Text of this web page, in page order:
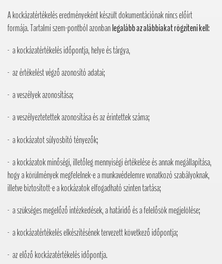
A kockázatértékelés eredményeként készült dokumentációnak nincs előírt
formája. Tartalmi szem-pontból azonbanlegalább az alábbiakat rögzíteni kell:
- a kockázatértékelés időpontja, helye és tárgya,
- az értékelést végző azonosító adatai;
- a veszélyek azonosítása;
- a veszélyeztetettek azonosítása és az érintettek száma;
- a kockázatot súlyosbító tényezők;
- a kockázatok minőségi, illetőleg mennyiségi értékelése és annak megállapítása,
hogy a körülmények megfelelnek-e a munkavédelemre vonatkozó szabályoknak,
illetve biztosított-e a kockázatok elfogadható szinten tartása;
- a szükséges megelőző intézkedések, a határidő és a felelősök megjelölése;
- a kockázatértékelés elkészítésének tervezett következő időpontja;
- az előző kockázatértékelés időpontja.